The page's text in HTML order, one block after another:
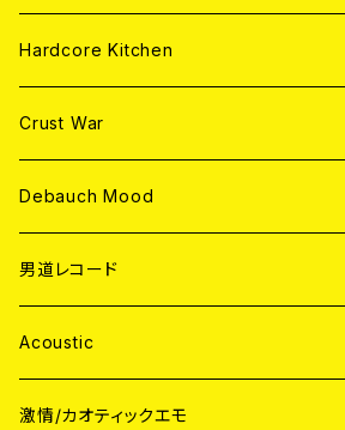
Hardcore Kitchen
Crust War
Debauch Mood
男道レコード
Acoustic
JAPAN
激情/カオティックエモ